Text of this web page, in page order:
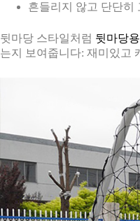
흔들리지 않고 단단히
뒷마당 스타일처럼 뒷마당
는지 보여줍니다: 재미있고